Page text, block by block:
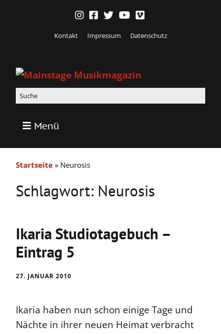
Kontakt Impressum Datenschutz
Menü
Startseite » Neurosis
Schlagwort: Neurosis
Ikaria Studiotagebuch –
Eintrag 5
27. JANUAR 2010
Ikaria haben nun schon einige Tage und
Nächte in ihrer neuen Heimat verbracht